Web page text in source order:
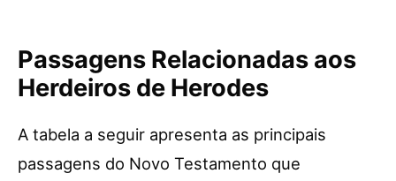
Passagens Relacionadas aos
Herdeiros de Herodes
A tabela a seguir apresenta as principais
passagens do Novo Testamento que